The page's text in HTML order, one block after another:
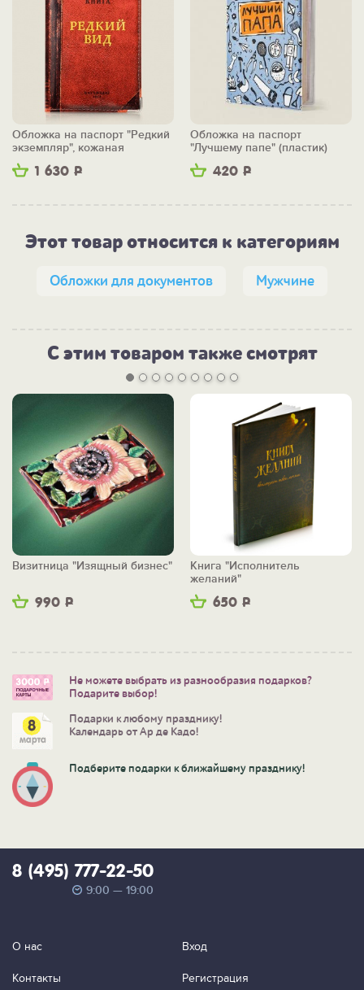
1 630 Р
Обложка на паспорт "Редкий
экземпляр", кожаная
420 Р
Обложка на паспорт
"Лучшему папе" (пластик)
Этот товар относится к категориям
Обложки для документов Мужчине
С этим товаром также смотрят
990 Р
Визитница "Изящный бизнес"
650 Р
Книга "Исполнитель
желаний"
Не можете выбрать из разнообразия подарков?
Подарите выбор!
Подарки к любому празднику!
Календарь от Ар де Кадо!
Подберите подарки к ближайшему празднику!
8 (495) 777-22-50
9:00 — 19:00
О нас
Контакты
Вход
Регистрация